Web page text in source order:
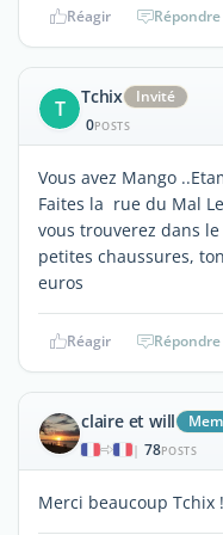
Réagir Répondre
T Tchix
Invité
0POSTS
Vous avez Mango
Faites la rue du Mal
vous trouverez dans
petites chaussures,
euros
Réagir Répondre
claire et will
| 78POSTS
Merci beaucoup Tchix !